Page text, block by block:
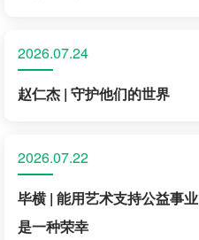
2026.07.24
赵仁杰 | 守护他们的世界
2026.07.22
毕横 | 能用艺术支持公益事业
是一种荣幸